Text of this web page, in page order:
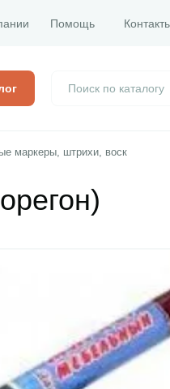
Помощь
маркеры, штрихи, воск